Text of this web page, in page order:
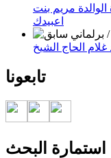
مريم بنت
اعبيدك
غلام الحاج الشيخ
تابعونا
استمارة البحث